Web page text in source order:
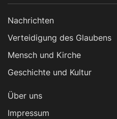
Nachrichten
Verteidigung des Glaubens
Mensch und Kirche
Geschichte und Kultur
Über uns
Impressum